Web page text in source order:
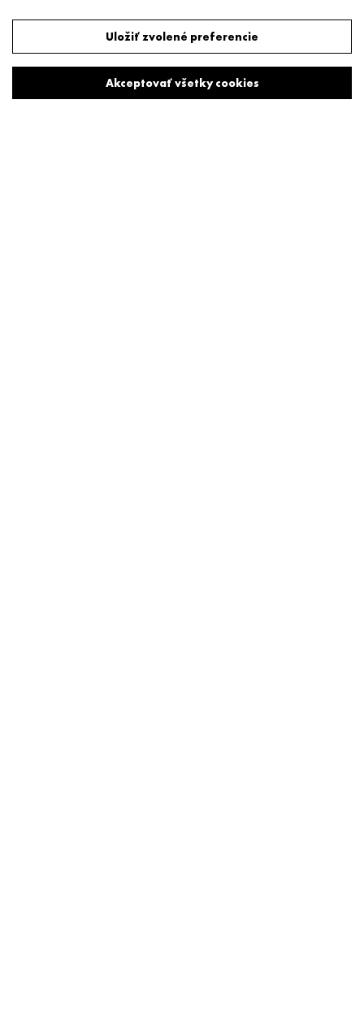
Uložiť zvolené preferencie
Akceptovať všetky cookies
Odmietnuť všetky cookies